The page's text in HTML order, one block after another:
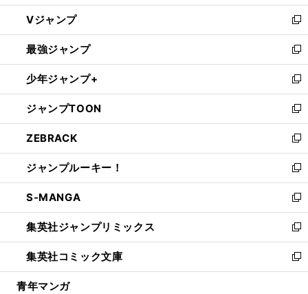
ウ
ィ
ン
ド
ウ
で
開
く
し
い
ウ
ィ
ン
ド
ウ
で
開
く
Vジャンプ
新
し
い
ウ
ィ
ン
ド
ウ
で
開
く
最強ジャンプ
新
し
い
ウ
ィ
ン
ド
ウ
で
開
く
少年ジャンプ+
新
し
い
ウ
ィ
ン
ド
ウ
で
開
く
ジャンプTOON
新
し
い
ウ
ィ
ン
ド
ウ
で
開
く
ZEBRACK
新
し
い
ウ
ィ
ン
ド
ウ
で
開
ジャンプルーキー！
新
し
い
ウ
ィ
ン
ド
ウ
S-MANGA
新
し
い
ウ
ィ
ン
集英社ジャンプリミックス
新
し
い
ウ
集英社コミック文庫
新
し
青年マンガ